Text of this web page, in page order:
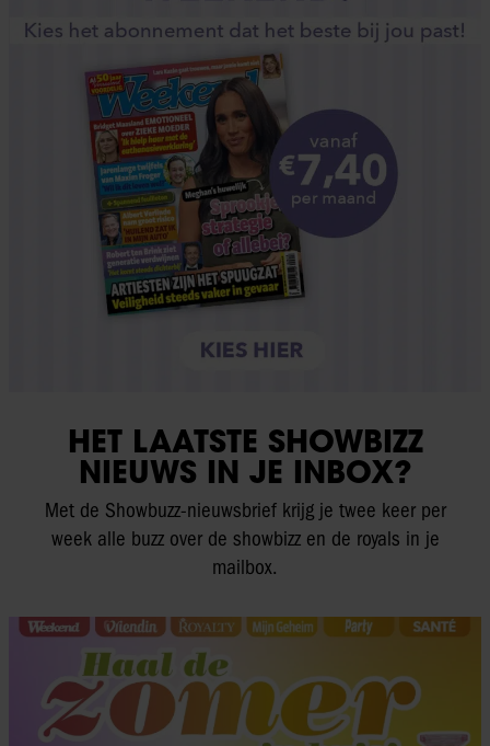
HET LAATSTE SHOWBIZZ
NIEUWS IN JE INBOX?
Met de Showbuzz-nieuwsbrief krijg je twee keer per
week alle buzz over de showbizz en de royals in je
mailbox.